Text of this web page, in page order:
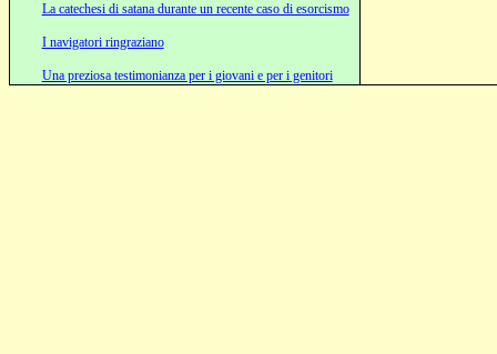
La catechesi di satana durante un recente caso di esorcismo
I navigatori ringraziano
Una preziosa testimonianza per i giovani e per i genitori